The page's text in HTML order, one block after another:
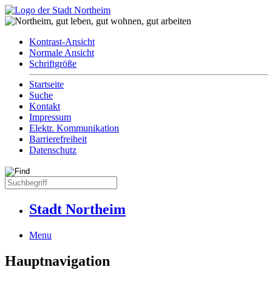
Kontrast-Ansicht
Normale Ansicht
Schriftgröße
Startseite
Suche
Kontakt
Impressum
Elektr. Kommunikation
Barrierefreiheit
Datenschutz
Stadt Northeim
Menu
Hauptnavigation